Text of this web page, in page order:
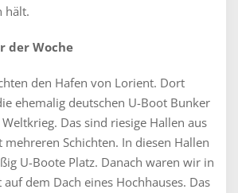
hält.
der Woche
den Hafen von Lorient. Dort
ehemalig deutschen U-Boot Bunker
Das sind riesige Hallen aus
Schichten. In diesen Hallen
U-Boote Platz. Danach waren wir in
dem Dach eines Hochhauses. Das